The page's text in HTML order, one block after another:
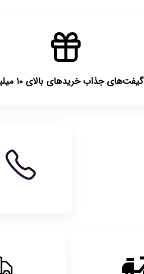
گیفت‌های جذاب خریدهای بالای ۱۰ میلیون